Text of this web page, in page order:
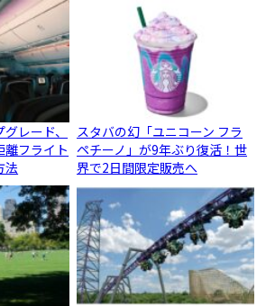
レード、
離フライト
法
スタバの幻「ユニコーン フラ
ペチーノ」が9年ぶり復活！世
界で2日間限定販売へ